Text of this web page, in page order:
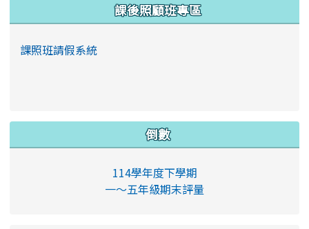
課後照顧班專區
課照班請假系統
倒數
114學年度下學期
一～五年級期末評量